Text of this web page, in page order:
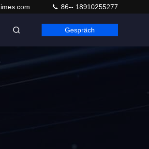
86-- 18910255277
Gespräch